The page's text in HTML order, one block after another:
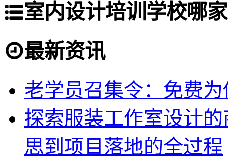
室内设计培训学校哪
最新资讯
老学员召集令：免费
探索服装工作室设计
思到项目落地的全过程